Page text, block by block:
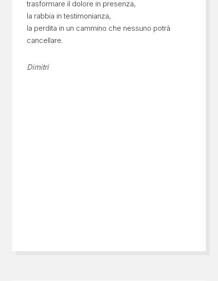
trasformare il dolore in presenza,
la rabbia in testimonianza,
la perdita in un cammino che nessuno potrà
cancellare.
Dimitri